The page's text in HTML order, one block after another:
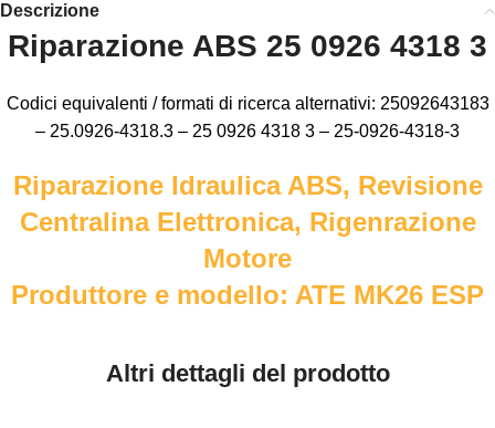
Descrizione
Riparazione ABS 25 0926 4318 3
Codici equivalenti / formati di ricerca alternativi: 25092643183
– 25.0926-4318.3 – 25 0926 4318 3 – 25-0926-4318-3
Riparazione Idraulica ABS, Revisione
Centralina Elettronica, Rigenrazione
Motore
Produttore e modello: ATE MK26 ESP
Altri dettagli del prodotto